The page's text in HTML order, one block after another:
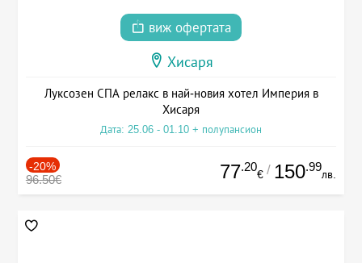
виж офертата
Хисаря
Луксозен СПА релакс в най-новия хотел Империя в
Хисаря
Дата: 25.06 - 01.10 + полупансион
-20%
96.50€ 77.20
€ / 150.99
лв.